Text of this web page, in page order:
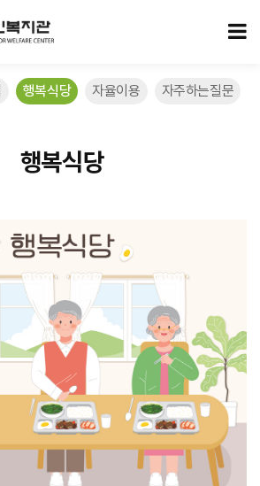
행복식당 자율이용 자주하는질문
행복식당